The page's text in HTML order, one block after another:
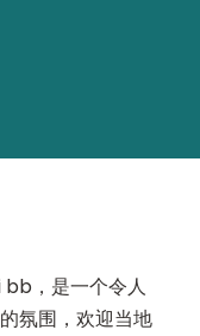
，是一个令人
氛围，欢迎当地